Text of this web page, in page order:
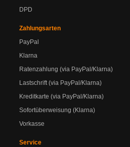
DPD
Zahlungsarten
PayPal
Klarna
Ratenzahlung (via PayPal/Klarna)
Lastschrift (via PayPal/Klarna)
Kreditkarte (via PayPal/Klarna)
Sofortüberweisung (Klarna)
Vorkasse
Service